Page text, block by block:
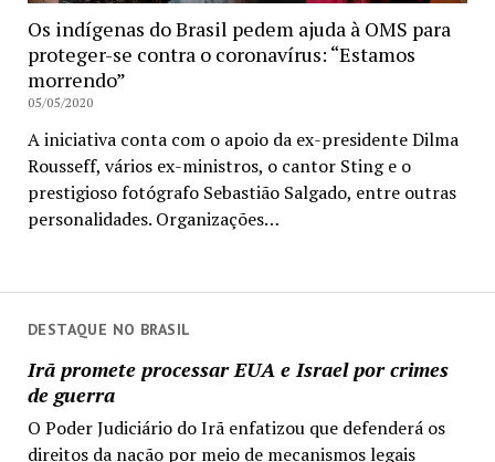
DESTAQUE NO BRASIL
Irã promete processar EUA e Israel por crimes
de guerra
O Poder Judiciário do Irã enfatizou que defenderá os
direitos da nação por meio de mecanismos legais
Os indígenas do Brasil pedem ajuda à OMS para
proteger-se contra o coronavírus: “Estamos
morrendo”
05/05/2020
A iniciativa conta com o apoio da ex-presidente Dilma
Rousseff, vários ex-ministros, o cantor Sting e o
prestigioso fotógrafo Sebastião Salgado, entre outras
personalidades. Organizações…